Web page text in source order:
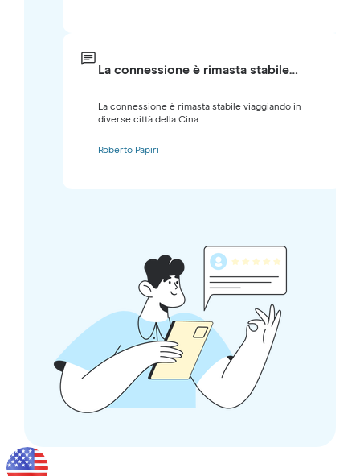
La connessione è rimasta stabile…
La connessione è rimasta stabile viaggiando in
diverse città della Cina.
Roberto Papiri